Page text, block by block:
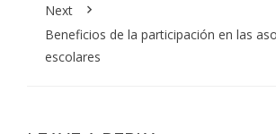
Next
Beneficios de la participación en las
escolares